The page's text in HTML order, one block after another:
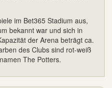
im Bet365 Stadium aus,
bekannt war und sich in
der Arena beträgt ca.
des Clubs sind rot-weiß
The Potters.